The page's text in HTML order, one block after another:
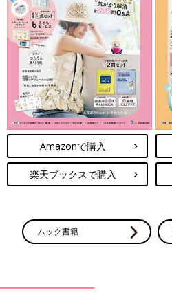
Amazonで購入
楽天ブックスで購入
ムック書籍